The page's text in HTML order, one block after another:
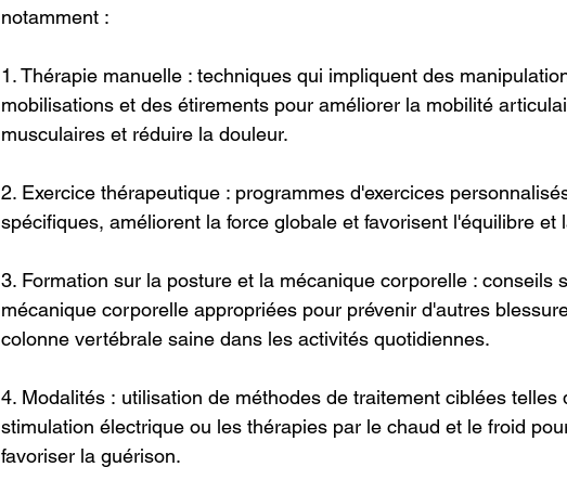
notamment :
1. Thérapie manuelle : techniques qui impliquent des
mobilisations et des étirements pour améliorer la mobilité
musculaires et réduire la douleur.
2. Exercice thérapeutique : programmes d'exercices
spécifiques, améliorent la force globale et favorisent l'équilibre et
3. Formation sur la posture et la mécanique corporelle : conseils
mécanique corporelle appropriées pour prévenir d'autres
colonne vertébrale saine dans les activités quotidiennes.
4. Modalités : utilisation de méthodes de traitement ciblées
stimulation électrique ou les thérapies par le chaud et le froid
favoriser la guérison.